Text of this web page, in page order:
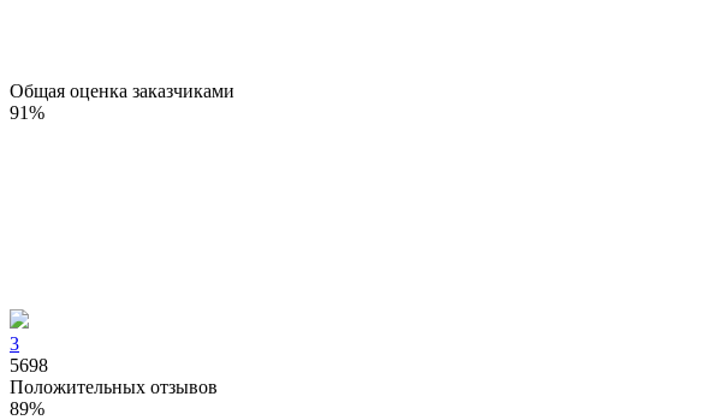
Общая оценка заказчиками
91%
3
5698
Положительных отзывов
89%